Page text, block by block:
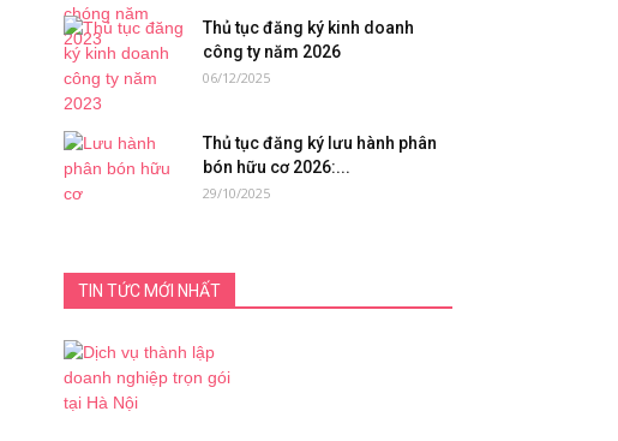
Thủ tục đăng ký kinh doanh
công ty năm 2026
06/12/2025
Thủ tục đăng ký lưu hành phân
bón hữu cơ 2026:...
29/10/2025
TIN TỨC MỚI NHẤT